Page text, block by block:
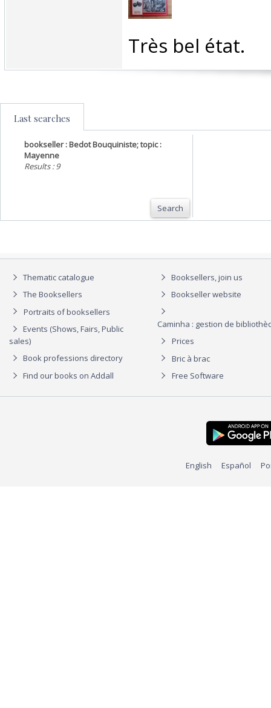
‎Très bel état.‎
Last searches
bookseller : Bedot Bouquiniste; topic :
Mayenne
Results : 9
Search
Thematic catalogue
The Booksellers
Portraits of booksellers
Events (Shows, Fairs, Public
sales)
Book professions directory
Find our books on Addall
Booksellers, join us
Bookseller website
Caminha : gestion de
Prices
Bric à brac
Free Software
English Español